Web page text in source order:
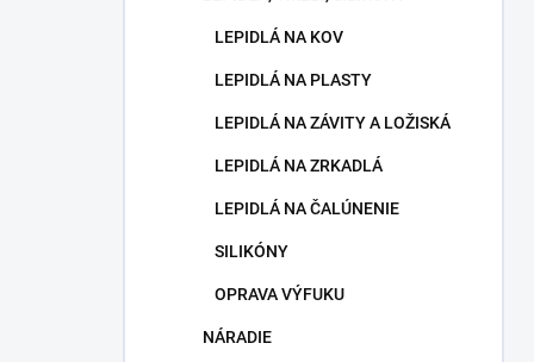
LEPIDLÁ NA KOV
LEPIDLÁ NA PLASTY
LEPIDLÁ NA ZÁVITY A LOŽISKÁ
LEPIDLÁ NA ZRKADLÁ
LEPIDLÁ NA ČALÚNENIE
SILIKÓNY
OPRAVA VÝFUKU
NÁRADIE